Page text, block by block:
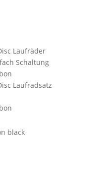
Laufräder
Schaltung
Laufradsatz
black